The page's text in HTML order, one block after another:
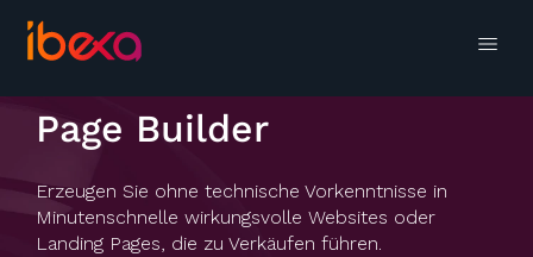
Page Builder
Erzeugen Sie ohne technische Vorkenntnisse in
Minutenschnelle wirkungsvolle Websites oder
Landing Pages, die zu Verkäufen führen.